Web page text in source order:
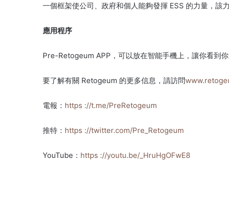
一個框架使公司、政府和個人能夠發揮 ESS 的力量，該
應用程序
Pre-Retogeum APP，可以放在智能手機上，讓你看到
要了解有關 Retogeum 的更多信息，請訪問
電報： https ://t.me/PreRetogeum
推特： https ://twitter.com/Pre_Retogeum
YouTube： https ://youtu.be/_HruHgOFwE8